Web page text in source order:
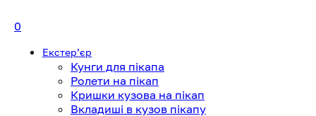
0
Екстерʼєр
Кунги для пікапа
Ролети на пікап
Кришки кузова на пікап
Вкладиші в кузов пікапу